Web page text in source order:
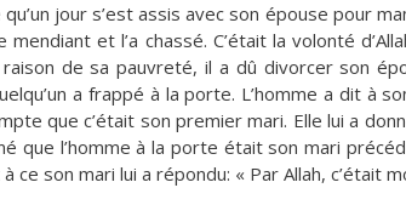
jour s’est assis avec son épouse pour
et l’a chassé. C’était la volonté
de sa pauvreté, il a dû divorcer son
a frappé à la porte. L’homme a dit à
que c’était son premier mari. Elle lui a
que l’homme à la porte était son mari
son mari lui a répondu: « Par Allah, c’était